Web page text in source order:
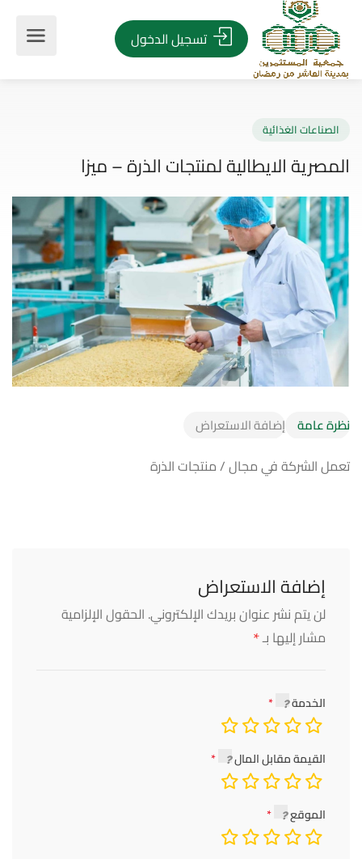
تسجيل الدخول
الايطالية لمنتجات الذرة – ميزا
نظرة عامة إضافة الاستعراض
تعمل الشركة في مجال / منتجات الذرة
إضافة الاستعراض
لن يتم نشر عنوان بريدك الإلكتروني. الحقول الإلزامية
مشار إليها بـ*
الخدمة
القيمة مقابل المال
الموقع